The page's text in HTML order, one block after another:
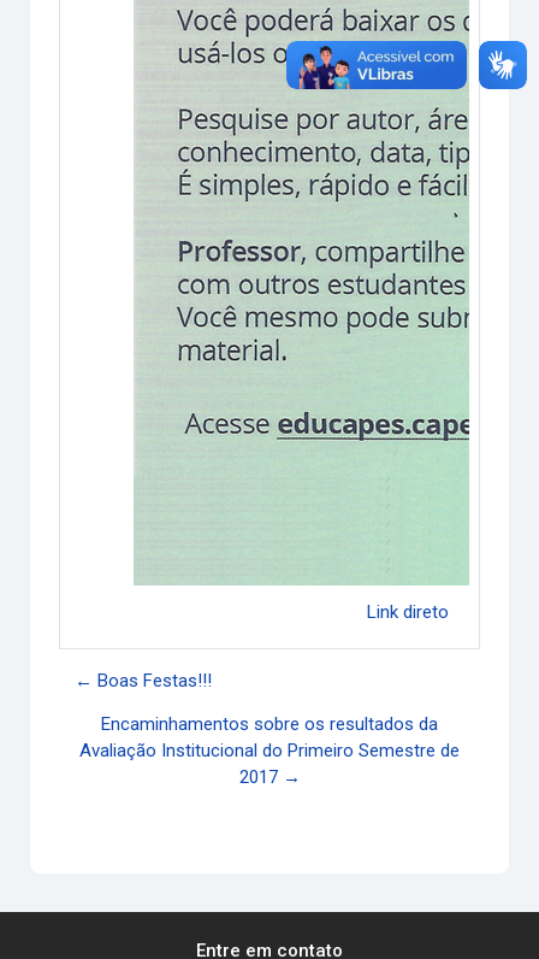
Link direto
← Boas Festas!!!
Encaminhamentos sobre os resultados da
Avaliação Institucional do Primeiro Semestre de
2017 →
Entre em contato